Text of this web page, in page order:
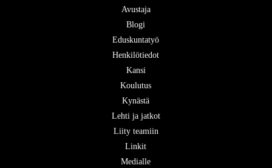
Avustaja
Blogi
Eduskuntatyö
Henkilötiedot
Kansi
Koulutus
Kynästä
Lehti ja jatkot
Liity teamiin
Linkit
Medialle